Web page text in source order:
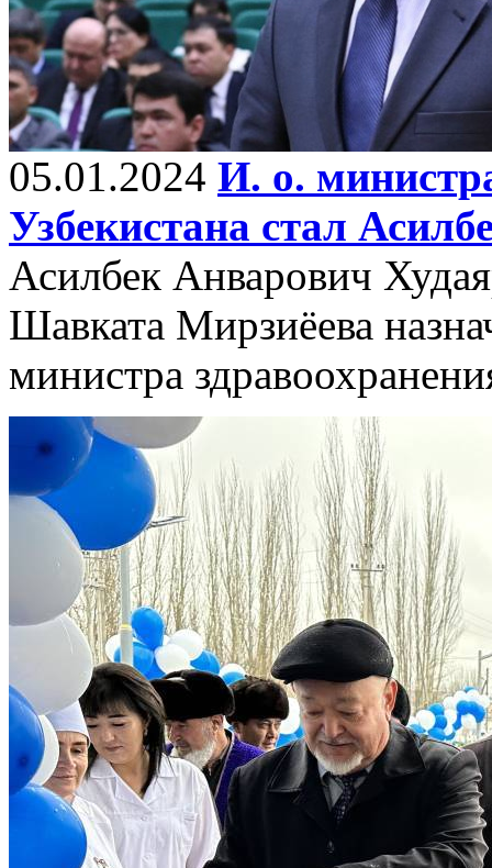
05.01.2024 И. о.
Узбекистана стал
Асилбек Анварович
Шавката Мирзиёева
министра